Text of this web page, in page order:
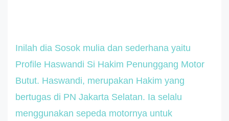
Inilah dia Sosok mulia dan sederhana yaitu
Profile Haswandi Si Hakim Penunggang Motor
Butut. Haswandi, merupakan Hakim yang
bertugas di PN Jakarta Selatan. Ia selalu
menggunakan sepeda motornya untuk